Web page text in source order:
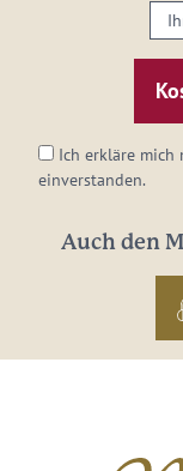
Ihre
E-
Ich erkläre mich
einverstanden.
Auch den